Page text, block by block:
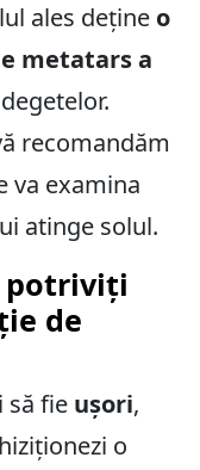
ales deține o
metatars a
recomandăm
va examina
atinge solul.
potriviți
de
să fie ușori,
o